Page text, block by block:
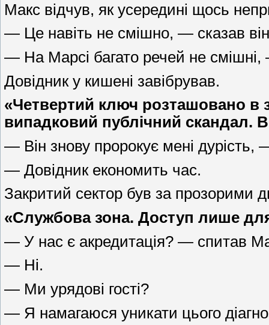
Макс відчув, як усередині щось
— Це навіть не смішно, — сказав
— На Марсі багато речей не
Довідник у кишені завібрував.
«Четвертий ключ розташовано в
випадковий публічний скандал.
— Він знову пророкує мені дурість,
— Довідник економить час.
Закритий сектор був за прозорими
«Службова зона. Доступ лише для
— У нас є акредитація? — спитав
— Ні.
— Ми урядові гості?
— Я намагаюся уникати цього